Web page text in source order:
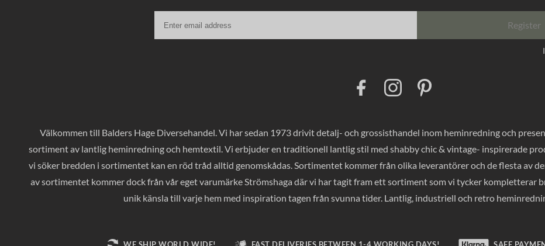
Register
o
o
k
I
n
g
r
a
r
e
s
Välkommen till Balders Hage Diversehandel. Vi har sedan 1973 drivit detalj- och grossisthandel inom heminredning och
sortiment av lantlig heminredning och hemtextil. Vi erbjuder en traditionell lantlig stil med shabby chic & vintage- inspirerade
vi söker bredden i sortimentet kan en röd tråd alltid genomskådas. Sortimentet kommer från olika leverantörer och de flesta av
av sortimentet kommer dock från vår eget varumärke Strömshaga där vi har tagit fram ett sortiment som vi tycker kompletterar
unik känsla till varje hem med inspiration tagen från svunna tider. Lantlig, industriell och retro